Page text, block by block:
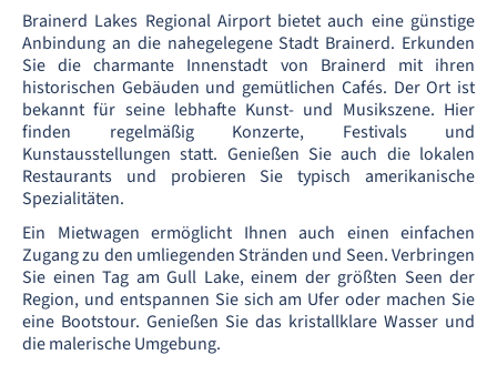
Brainerd Lakes Regional Airport bietet auch eine günstige
Anbindung an die nahegelegene Stadt Brainerd. Erkunden
Sie die charmante Innenstadt von Brainerd mit ihren
historischen Gebäuden und gemütlichen Cafés. Der Ort ist
bekannt für seine lebhafte Kunst- und Musikszene. Hier
finden regelmäßig Konzerte, Festivals und
Kunstausstellungen statt. Genießen Sie auch die lokalen
Restaurants und probieren Sie typisch amerikanische
Spezialitäten.
Ein Mietwagen ermöglicht Ihnen auch einen einfachen
Zugang zu den umliegenden Stränden und Seen. Verbringen
Sie einen Tag am Gull Lake, einem der größten Seen der
Region, und entspannen Sie sich am Ufer oder machen Sie
eine Bootstour. Genießen Sie das kristallklare Wasser und
die malerische Umgebung.